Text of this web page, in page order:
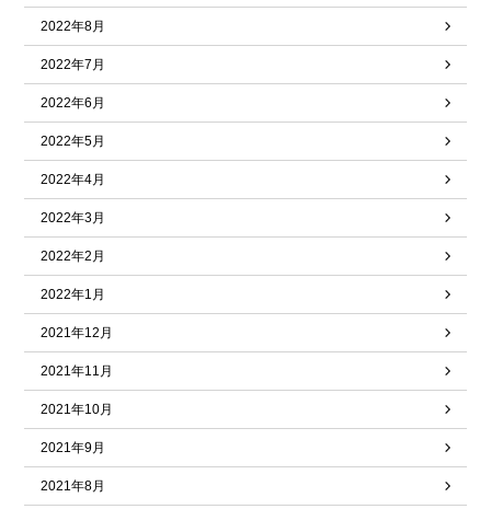
2022年8月
2022年7月
2022年6月
2022年5月
2022年4月
2022年3月
2022年2月
2022年1月
2021年12月
2021年11月
2021年10月
2021年9月
2021年8月